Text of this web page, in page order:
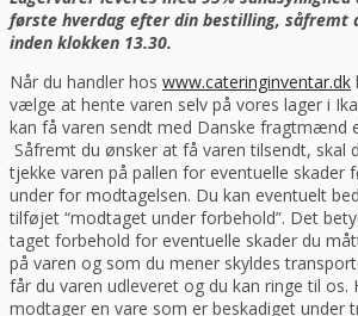
første hverdag efter din bestilling, såfremt
inden klokken 13.30.
Når du handler hos www.cateringinventar.dk
vælge at hente varen selv på vores lager i
kan få varen sendt med Danske fragtmænd
Såfremt du ønsker at få varen tilsendt, skal
tjekke varen på pallen for eventuelle skader
under for modtagelsen. Du kan eventuelt
tilføjet “modtaget under forbehold”. Det
taget forbehold for eventuelle skader du
på varen og som du mener skyldes
får du varen udleveret og du kan ringe til os.
modtager en vare som er beskadiget under